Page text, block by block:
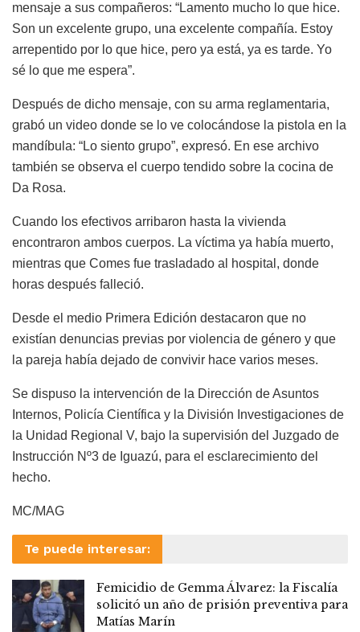
mensaje a sus compañeros: “Lamento mucho lo que hice.
Son un excelente grupo, una excelente compañía. Estoy
arrepentido por lo que hice, pero ya está, ya es tarde. Yo
sé lo que me espera”.
Después de dicho mensaje, con su arma reglamentaria,
grabó un video donde se lo ve colocándose la pistola en la
mandíbula: “Lo siento grupo”, expresó. En ese archivo
también se observa el cuerpo tendido sobre la cocina de
Da Rosa.
Cuando los efectivos arribaron hasta la vivienda
encontraron ambos cuerpos. La víctima ya había muerto,
mientras que Comes fue trasladado al hospital, donde
horas después falleció.
Desde el medio Primera Edición destacaron que no
existían denuncias previas por violencia de género y que
la pareja había dejado de convivir hace varios meses.
Se dispuso la intervención de la Dirección de Asuntos
Internos, Policía Científica y la División Investigaciones de
la Unidad Regional V, bajo la supervisión del Juzgado de
Instrucción Nº3 de Iguazú, para el esclarecimiento del
hecho.
MC/MAG
Te puede interesar:
Femicidio de Gemma Álvarez: la Fiscalía
solicitó un año de prisión preventiva para
Matías Marín